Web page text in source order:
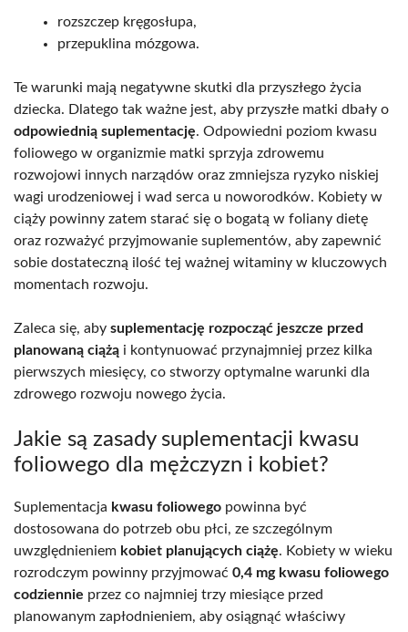
rozszczep kręgosłupa,
przepuklina mózgowa.
Te warunki mają negatywne skutki dla przyszłego życia
dziecka. Dlatego tak ważne jest, aby przyszłe matki dbały o
odpowiednią suplementację. Odpowiedni poziom kwasu
foliowego w organizmie matki sprzyja zdrowemu
rozwojowi innych narządów oraz zmniejsza ryzyko niskiej
wagi urodzeniowej i wad serca u noworodków. Kobiety w
ciąży powinny zatem starać się o bogatą w foliany dietę
oraz rozważyć przyjmowanie suplementów, aby zapewnić
sobie dostateczną ilość tej ważnej witaminy w kluczowych
momentach rozwoju.
Zaleca się, aby suplementację rozpocząć jeszcze przed
planowaną ciążą i kontynuować przynajmniej przez kilka
pierwszych miesięcy, co stworzy optymalne warunki dla
zdrowego rozwoju nowego życia.
Jakie są zasady suplementacji kwasu
foliowego dla mężczyzn i kobiet?
Suplementacja kwasu foliowego powinna być
dostosowana do potrzeb obu płci, ze szczególnym
uwzględnieniem kobiet planujących ciążę. Kobiety w wieku
rozrodczym powinny przyjmować 0,4 mg kwasu foliowego
codziennie przez co najmniej trzy miesiące przed
planowanym zapłodnieniem, aby osiągnąć właściwy